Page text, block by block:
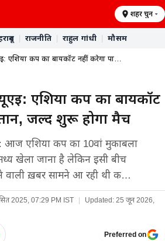
शहर चुनें
राजनीति राहुल गांधी मौसम
एशिया कप का बायकॉट नहीं करेगा पा…
एशिया कप का बायकॉट
जल्द शुरू होगा मैच
आज एशिया कप का 10वां मुकाबला
खेला जाना है लेकिन इसी बीच
वाली ख़बर सामने आ रही थी क…
2025, 07:29 PM IST Updated: 25 जून 2026,
Preferred on